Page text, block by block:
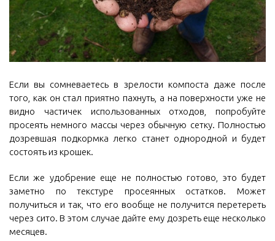
Если вы сомневаетесь в зрелости компоста даже после
того, как он стал приятно пахнуть, а на поверхности уже не
видно частичек использованных отходов, попробуйте
просеять немного массы через обычную сетку. Полностью
дозревшая подкормка легко станет однородной и будет
состоять из крошек.
Если же удобрение еще не полностью готово, это будет
заметно по текстуре просеянных остатков. Может
получиться и так, что его вообще не получится перетереть
через сито. В этом случае дайте ему дозреть еще несколько
месяцев.